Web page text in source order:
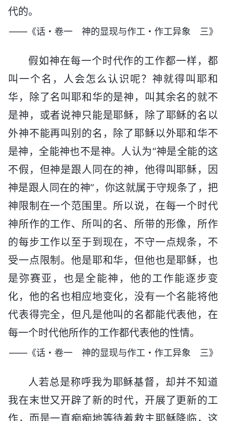
代的。
——《话・卷一 神的显现与作工・作工异象 三》
假如神在每一个时代作的工作都一样，都
叫一个名，人会怎么认识呢？神就得叫耶和
华，除了名叫耶和华的是神，叫其余名的就不
是神，或者说神只能是耶稣，除了耶稣的名以
外神不能再叫别的名，除了耶稣以外耶和华不
是神，全能神也不是神。人认为“神是全能的这
不假，但神是跟人同在的神，他得叫耶稣，因
神是跟人同在的神”，你这就属于守规条了，把
神限制在一个范围里。所以说，在每一个时代
神所作的工作、所叫的名、所带的形像，所作
的每步工作以至于到现在，不守一点规条，不
受一点限制。他是耶和华，但他也是耶稣，也
是弥赛亚，也是全能神，他的工作能逐步变
化，他的名也相应地变化，没有一个名能将他
代表得完全，但凡是他叫的名都能代表他，在
每一个时代他所作的工作都代表他的性情。
——《话・卷一 神的显现与作工・作工异象 三》
人若总是称呼我为耶稣基督，却并不知道
我在末世又开辟了新的时代，开展了更新的工
作，而是一直痴痴地等待着救主耶稣降临，这